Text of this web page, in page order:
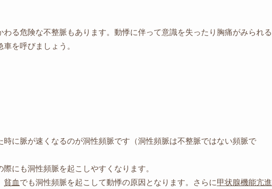
る危険な不整脈もあります。動悸に伴って意識を失ったり胸痛がみられる
を呼びましょう。
に脈が速くなるのが洞性頻脈です（洞性頻脈は不整脈ではない頻脈で
にも洞性頻脈を起こしやすくなります。
貧血 でも洞性頻脈を起こして動悸の原因となります。さらに甲状腺機能亢進